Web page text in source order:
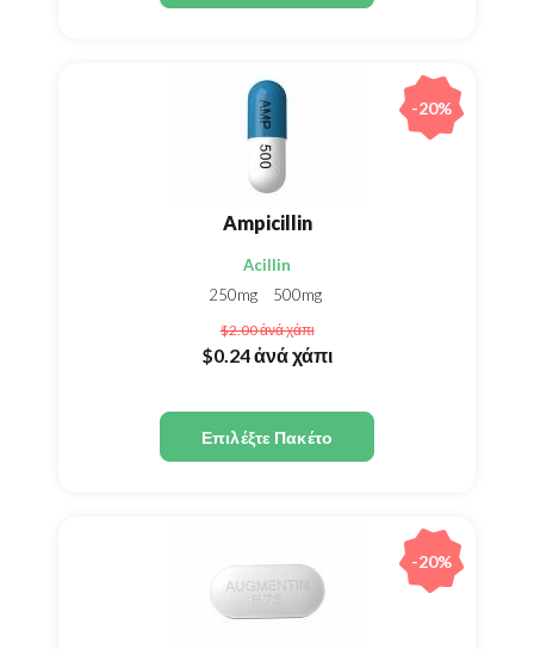
Ampicillin
Acillin
250mg
500mg
$2.00ἀνά χάπι
$0.24ἀνά χάπι
Επιλέξτε Πακέτο
-20%
-20%